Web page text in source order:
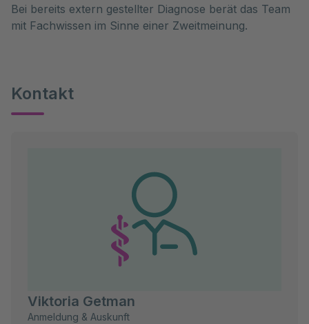
Bei bereits extern gestellter Diagnose berät das Team
mit Fachwissen im Sinne einer Zweitmeinung.
Kontakt
Viktoria Getman
Anmeldung & Auskunft